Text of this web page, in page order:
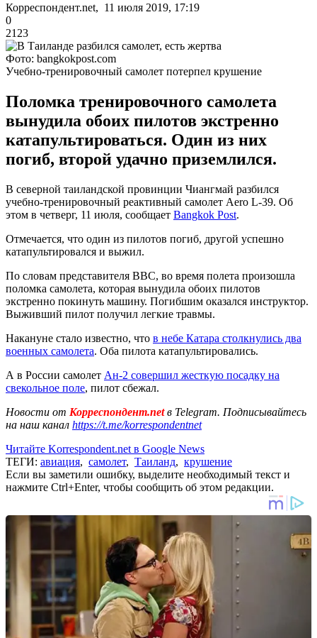
Корреспондент.net, 11 июля 2019, 17:19
0
2123
Фото: bangkokpost.com
Учебно-тренировочный самолет потерпел крушение
Поломка тренировочного самолета
вынудила обоих пилотов экстренно
катапультироваться. Один из них
погиб, второй удачно приземлился.
В северной таиландской провинции Чиангмай разбился
учебно-тренировочный реактивный самолет Aero L-39. Об
этом в четверг, 11 июля, сообщает Bangkok Post.
Отмечается, что один из пилотов погиб, другой успешно
катапультировался и выжил.
По словам представителя ВВС, во время полета произошла
поломка самолета, которая вынудила обоих пилотов
экстренно покинуть машину. Погибшим оказался инструктор.
Выживший пилот получил легкие травмы.
Накануне стало известно, что в небе Катара столкнулись два
военных самолета. Оба пилота катапультировались.
А в России самолет Ан-2 совершил жесткую посадку на
свекольное поле, пилот сбежал.
Новости от Корреспондент.netв Telegram. Подписывайтесь
на наш канал https://t.me/korrespondentnet
Читайте Korrespondent.net в Google News
ТЕГИ: авиация, самолет, Таиланд, крушение
Если вы заметили ошибку, выделите необходимый текст и
нажмите Ctrl+Enter, чтобы сообщить об этом редакции.